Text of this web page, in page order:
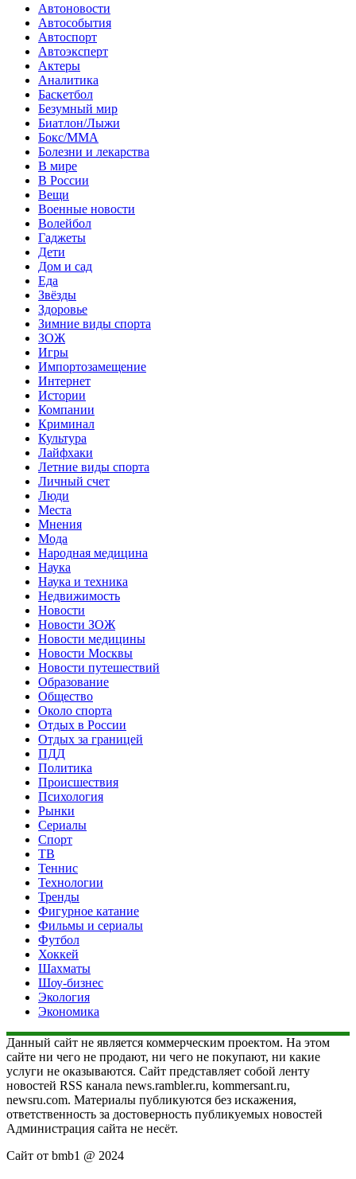
Автоновости
Автособытия
Автоспорт
Автоэксперт
Актеры
Аналитика
Баскетбол
Безумный мир
Биатлон/Лыжи
Бокс/MMA
Болезни и лекарства
В мире
В России
Вещи
Военные новости
Волейбол
Гаджеты
Дети
Дом и сад
Еда
Звёзды
Здоровье
Зимние виды спорта
ЗОЖ
Игры
Импортозамещение
Интернет
Истории
Компании
Криминал
Культура
Лайфхаки
Летние виды спорта
Личный счет
Люди
Места
Мнения
Мода
Народная медицина
Наука
Наука и техника
Недвижимость
Новости
Новости ЗОЖ
Новости медицины
Новости Москвы
Новости путешествий
Образование
Общество
Около спорта
Отдых в России
Отдых за границей
ПДД
Политика
Происшествия
Психология
Рынки
Сериалы
Спорт
ТВ
Теннис
Технологии
Тренды
Фигурное катание
Фильмы и сериалы
Футбол
Хоккей
Шахматы
Шоу-бизнес
Экология
Экономика
Данный сайт не является коммерческим проектом. На этом
сайте ни чего не продают, ни чего не покупают, ни какие
услуги не оказываются. Сайт представляет собой ленту
новостей RSS канала news.rambler.ru, kommersant.ru,
newsru.com. Материалы публикуются без искажения,
ответственность за достоверность публикуемых новостей
Администрация сайта не несёт.
Сайт от bmb1 @ 2024